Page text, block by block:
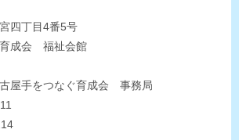
四丁目4番5号
成会 福祉会館
屋手をつなぐ育成会 事務局